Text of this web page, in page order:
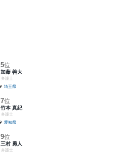
5位
加藤 善大
弁護士
埼玉県
7位
竹本 真紀
弁護士
愛知県
9位
三村 勇人
弁護士